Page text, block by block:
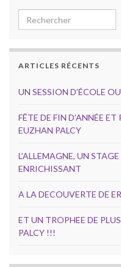
Search for:
ARTICLES RÉCENTS
UN SESSION D’ÉCOLE
FÊTE DE FIN D’ANNÉE
EUZHAN PALCY
L’ALLEMAGNE, UN
ENRICHISSANT
A LA DECOUVERTE DE
ET UN TROPHEE DE
PALCY !!!